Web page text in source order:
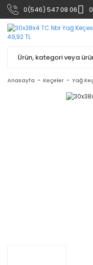
0(546) 547 08 06
Anasayfa Keçeler Yağ